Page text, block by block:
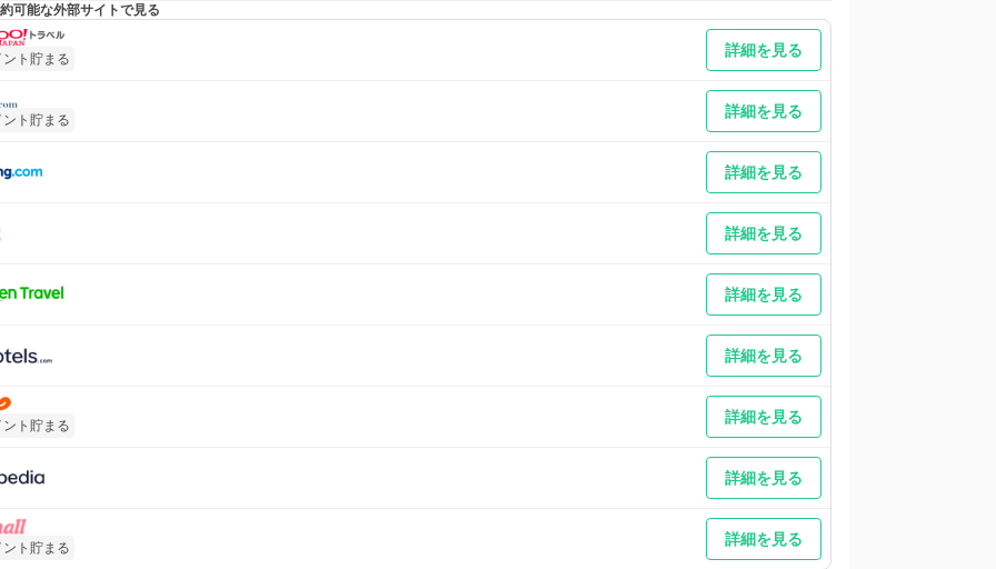
可能な外部サイトで見る
ント貯まる 詳細を見る
ント貯まる 詳細を見る
詳細を見る
詳細を見る
詳細を見る
詳細を見る
ント貯まる 詳細を見る
詳細を見る
ント貯まる 詳細を見る